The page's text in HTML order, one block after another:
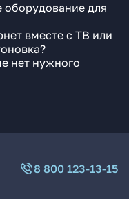
оборудование для
вместе с ТВ или
нет нужного
8 800 123-13-15